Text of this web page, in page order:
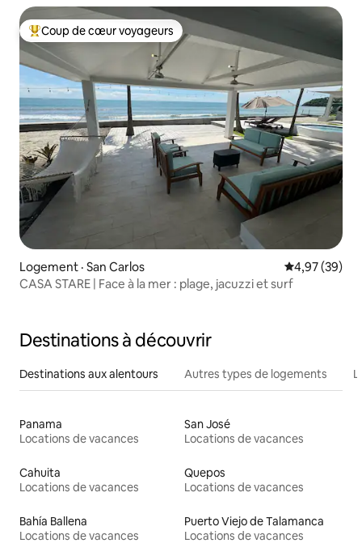
Coup de cœur voyageurs parmi les plus aimés
Coup de cœur voyageurs
Logement · San Carlos Note
4,97 (39)
CASA STARE | Face à la mer : plage, jacuzzi et surf
Destinations à découvrir
Destinations aux alentours Autres types de logements
Panama
Locations de vacances
San José
Locations de vacances
Cahuita
Locations de vacances
Quepos
Locations de vacances
Bahía Ballena
Locations de vacances
Puerto Viejo de Talamanca
Locations de vacances